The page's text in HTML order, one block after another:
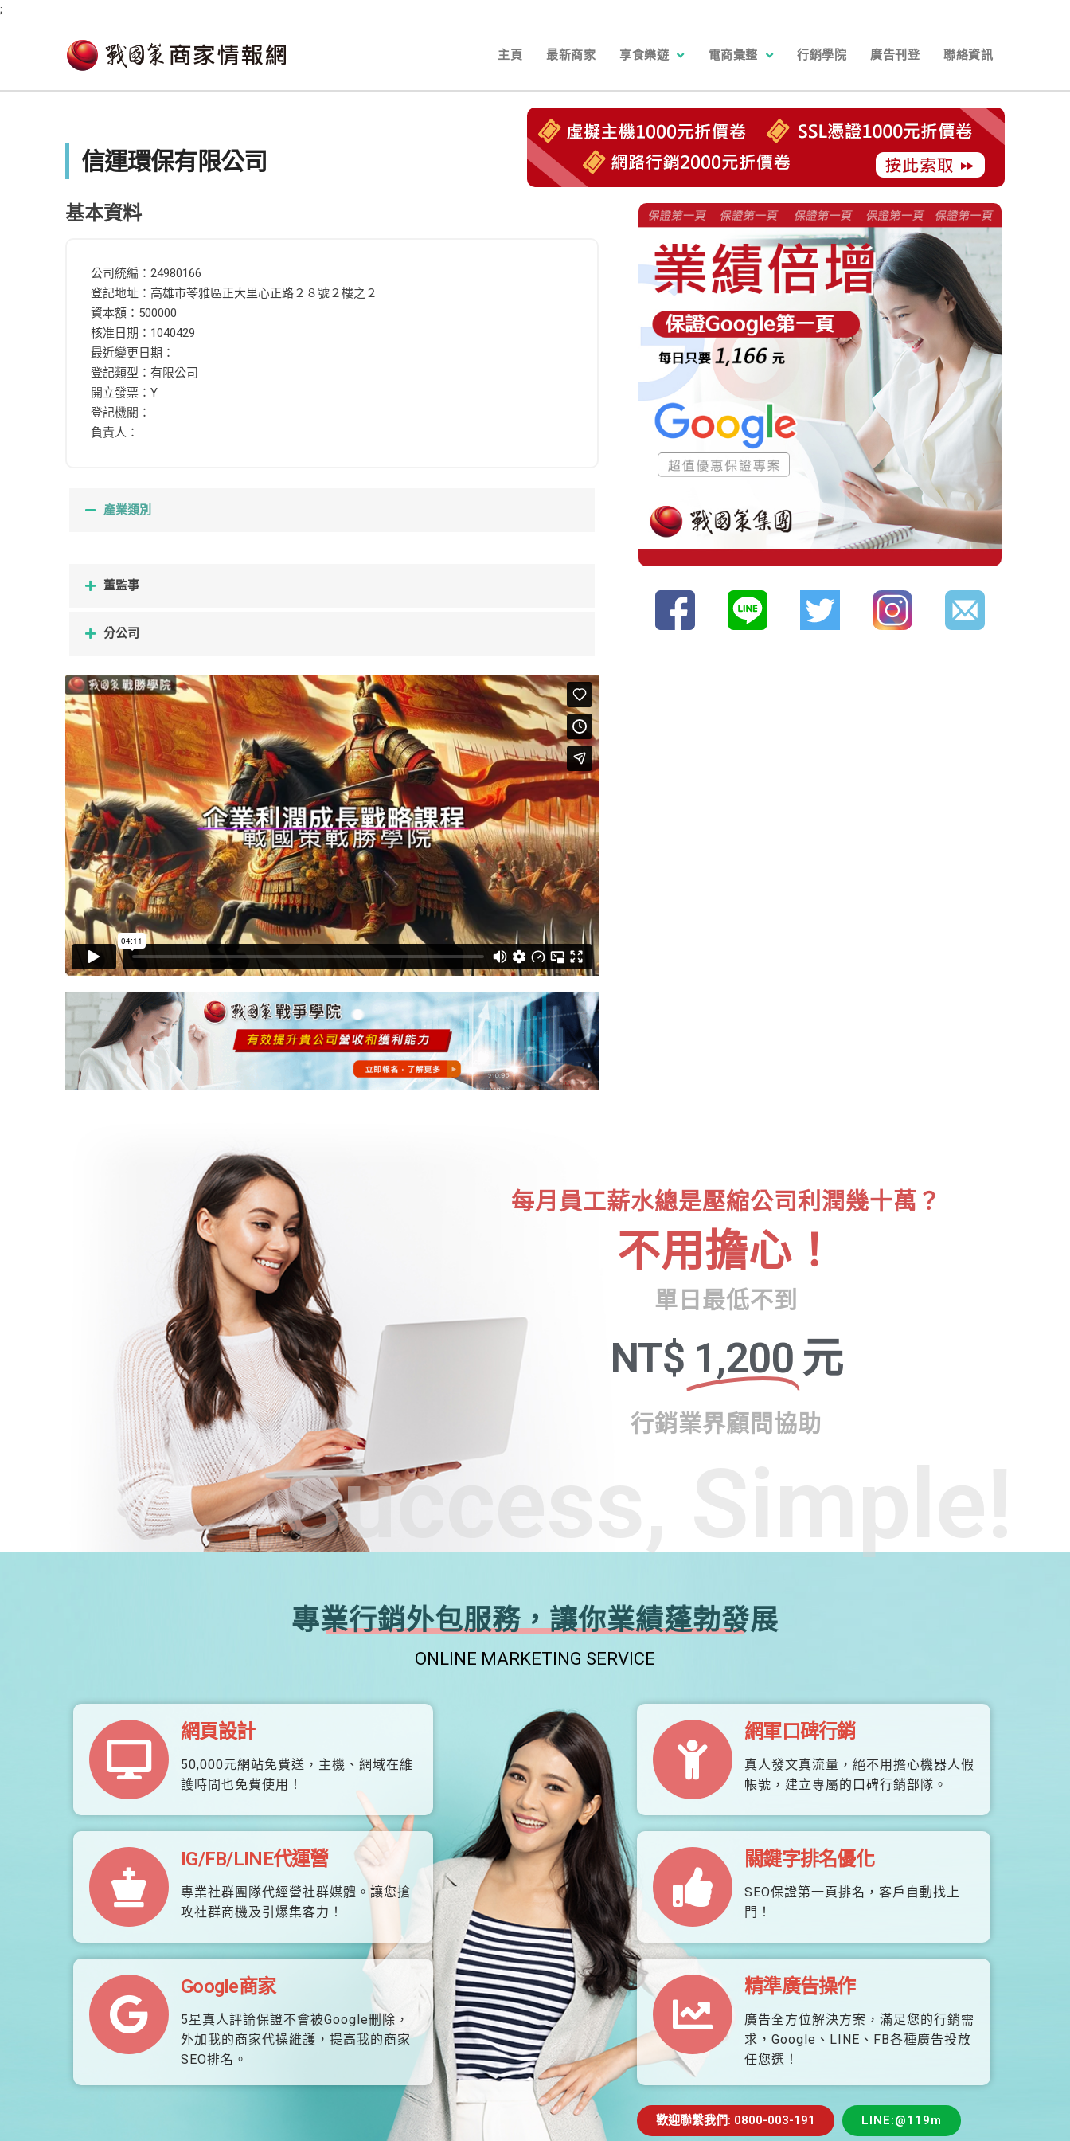
;
主頁 最新商家 享食樂遊 電商彙整 行銷學院 廣告刊登 聯絡資訊
信運環保有限公司
基本資料
公司統編：24980166
登記地址：高雄市苓雅區正大里心正路２８號２樓之２
資本額：500000
核准日期：1040429
最近變更日期：
登記類型：有限公司
開立發票：Y
登記機關：
負責人：
產業類別
董監事
分公司
Success, Simple!
每月員工薪水總是壓縮公司利潤幾十萬？
不用擔心！
單日最低不到
NT$ 1,200 元
行銷業界顧問協助
專業行銷外包服務，讓你業績蓬勃發展
ONLINE MARKETING SERVICE
網頁設計
50,000元網站免費送，主機、網域在維
護時間也免費使用！
IG/FB/LINE代運營
專業社群團隊代經營社群媒體。讓您搶
攻社群商機及引爆集客力！
Google商家
5星真人評論保證不會被Google刪除，
外加我的商家代操維護，提高我的商家
SEO排名。
網軍口碑行銷
真人發文真流量，絕不用擔心機器人假
帳號，建立專屬的口碑行銷部隊。
關鍵字排名優化
SEO保證第一頁排名，客戶自動找上
門！
精準廣告操作
廣告全方位解決方案，滿足您的行銷需
求，Google、LINE、FB各種廣告投放
任您選！
歡迎聯繫我們: 0800-003-191 LINE:@119m